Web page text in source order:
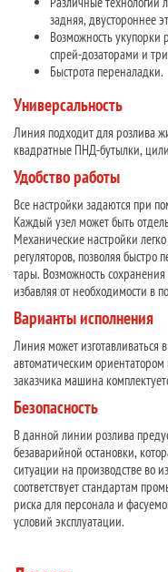
задняя, двустороннее
Возможность укупорки
спрей-дозаторами и
Быстрота переналадки.
Универсальность
Линия подходит для розлива
квадратные ПНД-бутылки,
Удобство работы
Все настройки задаются при
Каждый узел может быть
Механические настройки
регуляторов, позволяя
тары. Возможность
избавляя от необходимости в
Варианты исполнения
Линия может изготавливаться
автоматическим
заказчика машина
Безопасность
В данной линии розлива
безаварийной остановки,
ситуации на производстве во
соответствует стандартам
риска для персонала и
условий эксплуатации.